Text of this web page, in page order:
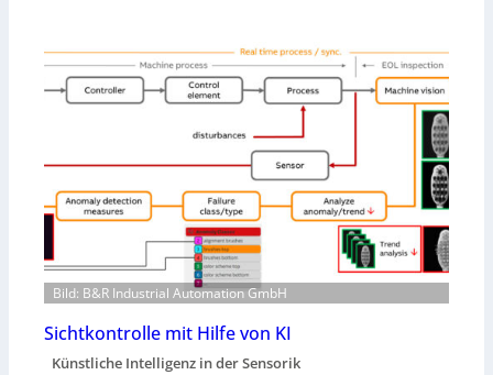
Bild: B&R Industrial Automation GmbH
Sichtkontrolle mit Hilfe von KI
Künstliche Intelligenz in der Sensorik